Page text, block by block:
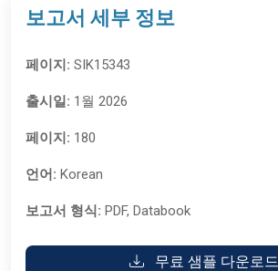
보고서 세부 정보
페이지: SIK15343
출시일: 1월 2026
페이지: 180
언어: Korean
보고서 형식: PDF, Databook
무료 샘플 다운로드